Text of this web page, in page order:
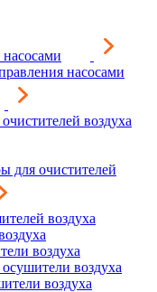
насосами
воздуха
для очистителей
воздуха
воздуха
воздуха
воздуха